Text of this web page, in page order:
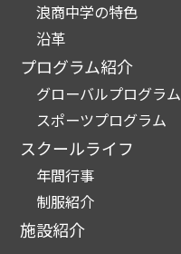
浪商中学の特色
沿革
プログラム紹介
グローバルプログラム
スポーツプログラム
スクールライフ
年間行事
制服紹介
施設紹介